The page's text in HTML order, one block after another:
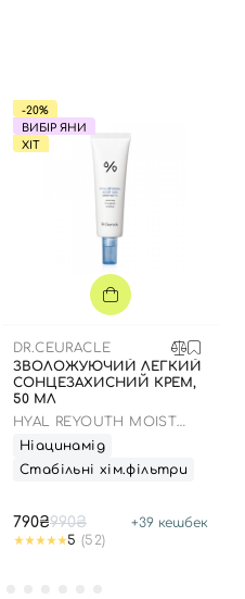
-20%
ВИБІР ЯНИ
ХІТ
DR.CEURACLE
ЗВОЛОЖУЮЧИЙ ЛЕГКИЙ
СОНЦЕЗАХИСНИЙ КРЕМ,
50 МЛ
HYAL REYOUTH MOIST
SUN SPF 50/PA++++
Ніацинамід
Стабільні хім.фільтри
790₴990₴ +39 кешбек
5 (52)